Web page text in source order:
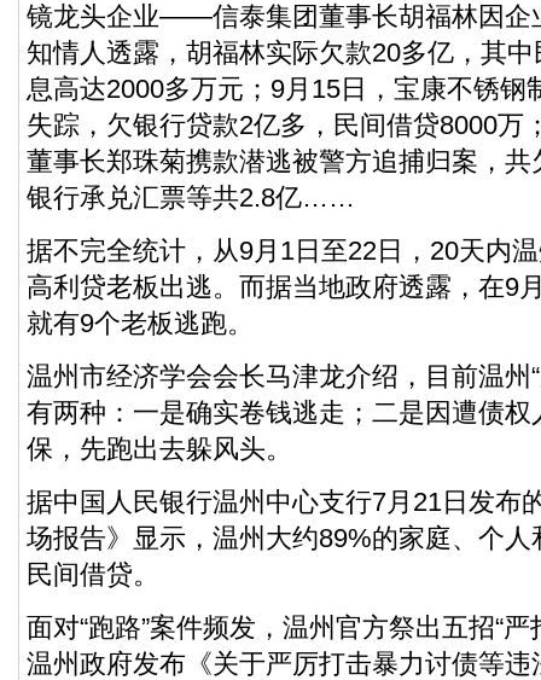
镜龙头企业——信泰集团董事长胡福林因企
知情人透露，胡福林实际欠款20多亿，其
息高达2000多万元；9月15日，宝康不锈钢
失踪，欠银行贷款2亿多，民间借贷8000万
董事长郑珠菊携款潜逃被警方追捕归案，
银行承兑汇票等共2.8亿……
据不完全统计，从9月1日至22日，20天内
高利贷老板出逃。而据当地政府透露，在9
就有9个老板逃跑。
温州市经济学会会长马津龙介绍，目前温州
有两种：一是确实卷钱逃走；二是因遭债
保，先跑出去躲风头。
据中国人民银行温州中心支行7月21日发布
场报告》显示，温州大约89%的家庭、个
民间借贷。
面对“跑路”案件频发，温州官方祭出五招“
温州政府发布《关于严厉打击暴力讨债等